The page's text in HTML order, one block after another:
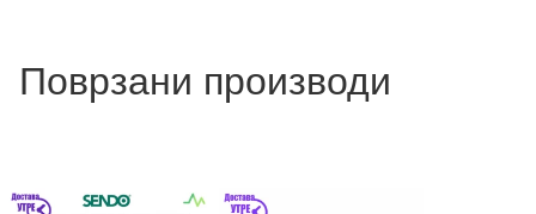
Поврзани производи